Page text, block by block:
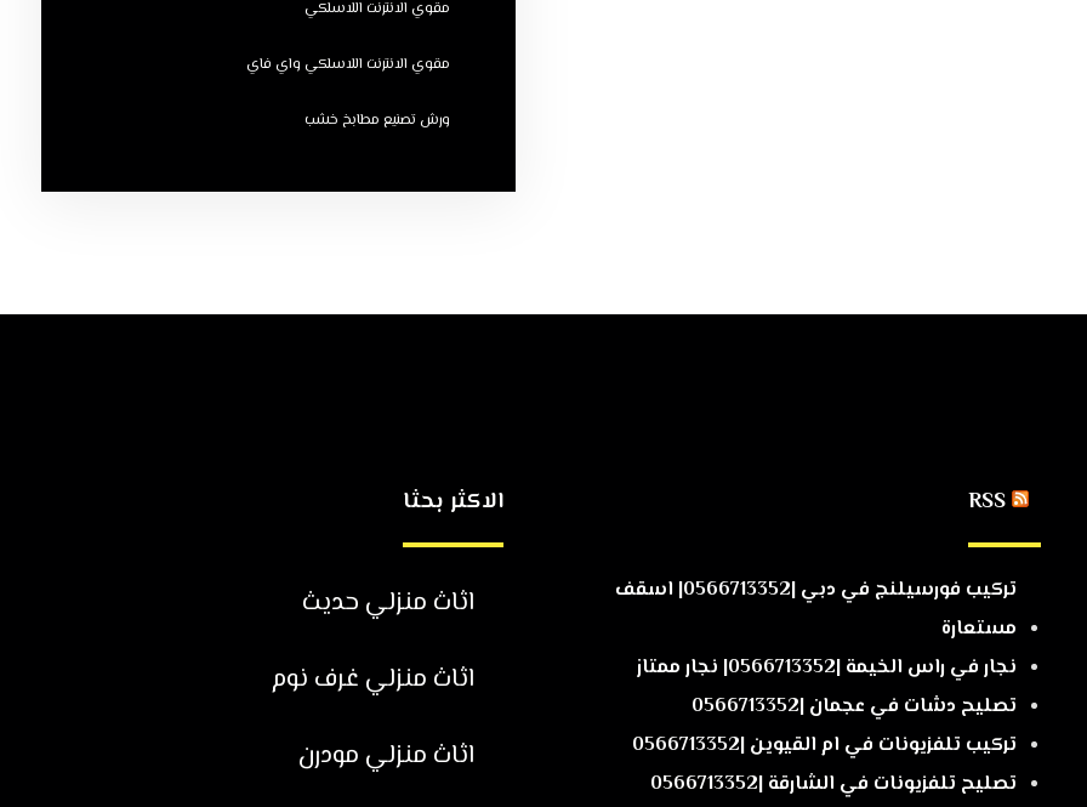
مقوي الانترنت اللاسلكي
مقوي الانترنت اللاسلكي واي فاي
ورش تصنيع مطابخ خشب
RSS
تركيب فورسيلنج في دبي |0566713352| اسقف
مستعارة
نجار في راس الخيمة |0566713352| نجار ممتاز
تصليح دشات في عجمان |0566713352
تركيب تلفزيونات في ام القيوين |0566713352
تصليح تلفزيونات في الشارقة |0566713352
الاكثر بحثا
اثاث منزلي حديث
اثاث منزلي غرف نوم
اثاث منزلي مودرن